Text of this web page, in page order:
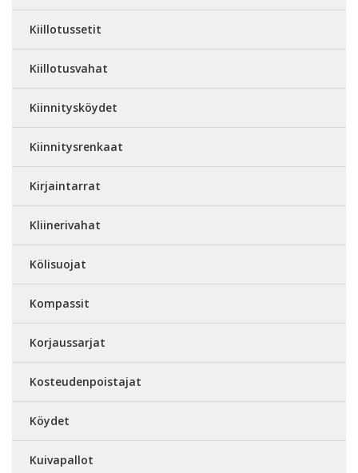
Kiillotussetit
Kiillotusvahat
Kiinnitysköydet
Kiinnitysrenkaat
Kirjaintarrat
Kliinerivahat
Kölisuojat
Kompassit
Korjaussarjat
Kosteudenpoistajat
Köydet
Kuivapallot